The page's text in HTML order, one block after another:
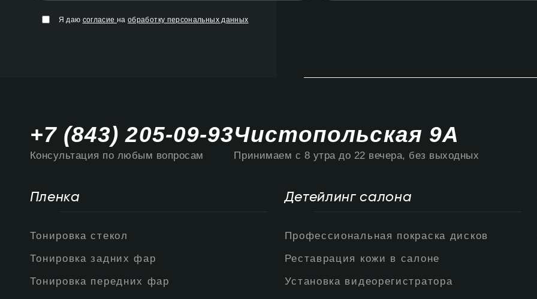
Я даю согласие наобработку персональных данных
+7 (843) 205-09-93
Консультация по любым вопросам
Чистопольская 9А
Принимаем с 8 утра до 22 вечера, без выходных
Пленка
Тонировка стекол
Тонировка задних фар
Тонировка передних фар
Детейлинг салона
Профессиональная покраска дисков
Реставрация кожи в салоне
Установка видеорегистратора